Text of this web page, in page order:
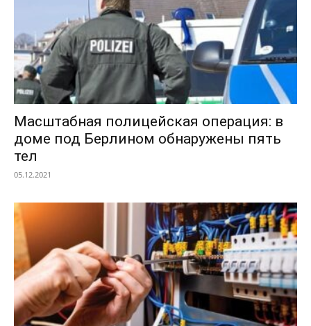
Масштабная полицейская операция: в
доме под Берлином обнаружены пять
тел
05.12.2021